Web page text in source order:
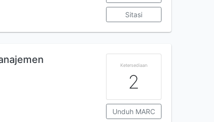
Sitasi
Ketersediaan
2
Unduh MARC